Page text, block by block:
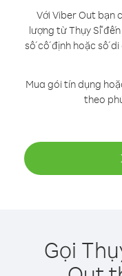
Với Viber Out bạn
lượng từ Thụy Sĩ
số cố định hoặc số
Mua gói tín dụng
theo
Gọi